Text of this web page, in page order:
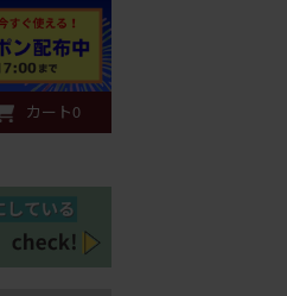
カート0